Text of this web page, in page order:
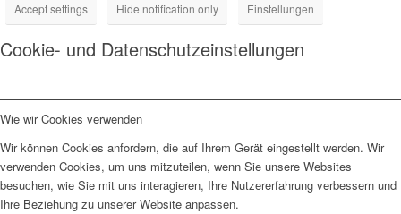
Accept settings Hide notification only Einstellungen
Cookie- und Datenschutzeinstellungen
Wie wir Cookies verwenden
Wir können Cookies anfordern, die auf Ihrem Gerät eingestellt werden. Wir
verwenden Cookies, um uns mitzuteilen, wenn Sie unsere Websites
besuchen, wie Sie mit uns interagieren, Ihre Nutzererfahrung verbessern und
Ihre Beziehung zu unserer Website anpassen.